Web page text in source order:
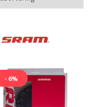
- 6%